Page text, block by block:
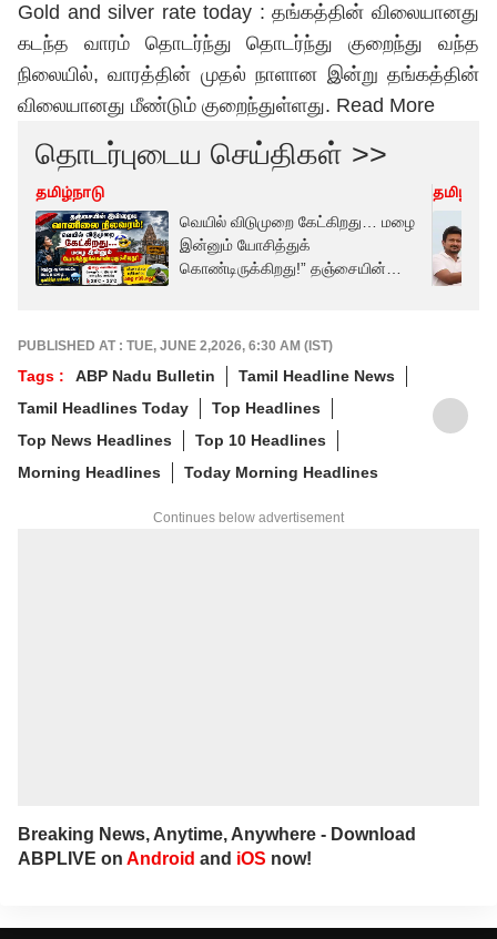
Gold and silver rate today : தங்கத்தின் விலையானது
கடந்த வாரம் தொடர்ந்து தொடர்ந்து குறைந்து வந்த
நிலையில், வாரத்தின் முதல் நாளான இன்று தங்கத்தின்
விலையானது மீண்டும் குறைந்துள்ளது. Read More
தொடர்புடைய செய்திகள் >>
தமிழ்நாடு
வெயில் விடுமுறை கேட்கிறது… மழை
இன்னும் யோசித்துக்
கொண்டிருக்கிறது!” தஞ்சையின்
PUBLISHED AT : TUE, JUNE 2,2026, 6:30 AM (IST)
Tags : ABP Nadu Bulletin
Tamil Headline News
Tamil Headlines Today
Top Headlines
Top News Headlines
Top 10 Headlines
Morning Headlines
Today Morning Headlines
Continues below advertisement
Breaking News, Anytime, Anywhere - Download
ABPLIVE on Android and iOS now!